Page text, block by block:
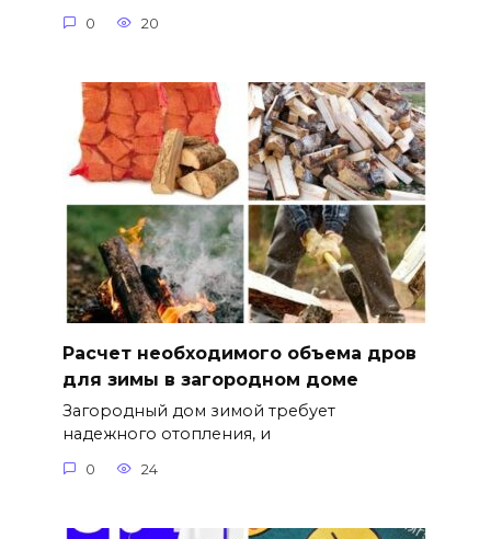
0 20
Расчет необходимого объема дров
для зимы в загородном доме
Загородный дом зимой требует
надежного отопления, и
0 24